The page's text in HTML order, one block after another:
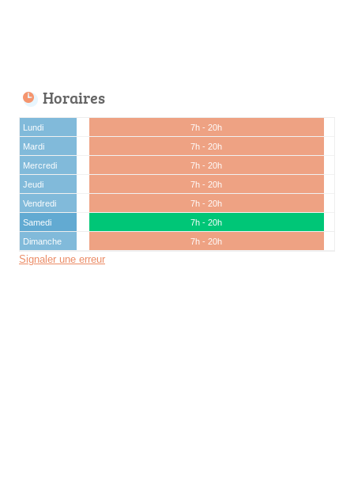
Horaires
Lundi
7h - 20h
Mardi
7h - 20h
Mercredi
7h - 20h
Jeudi
7h - 20h
Vendredi
7h - 20h
Samedi
7h - 20h
Dimanche
7h - 20h
Signaler une erreur